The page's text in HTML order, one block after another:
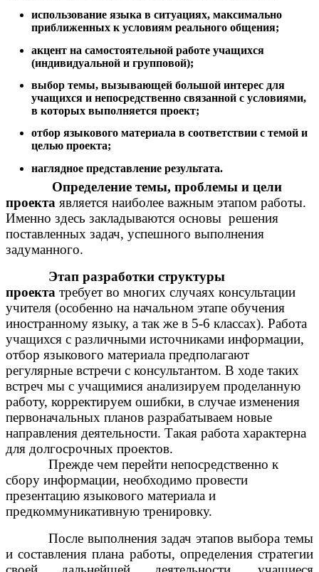
использование языка в ситуациях, максимально
приближенных к условиям реального общения;
акцент на самостоятельной работе учащихся
(индивидуальной и групповой);
выбор темы, вызывающей большой интерес для
учащихся и непосредственно связанной с условиями,
в которых выполняется проект;
отбор языкового материала в соответствии с темой и
целью проекта;
наглядное представление результата.
Определение темы, проблемы и цели
проекта является наиболее важным этапом работы.
Именно здесь закладываются основы решения
поставленных задач, успешного выполнения
задуманного.
Этап разработки структуры
проекта требует во многих случаях консультации
учителя (особенно на начальном этапе обучения
иностранному языку, а так же в 5-6 классах). Работа
учащихся с различными источниками информации,
отбор языкового материала предполагают
регулярные встречи с консультантом. В ходе таких
встреч мы с учащимися анализируем проделанную
работу, корректируем ошибки, в случае изменения
первоначальных планов разрабатываем новые
направления деятельности. Такая работа характерна
для долгосрочных проектов.
Прежде чем перейти непосредственно к
сбору информации, необходимо провести
презентацию языкового материала и
предкоммуникативную тренировку.
После выполнения задач этапов выбора темы
и составления плана работы, определения стратегии